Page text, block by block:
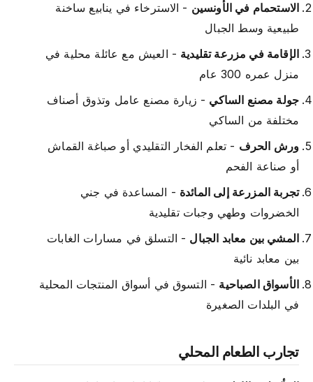
الاستحمام في الأونسين - الاسترخاء في ينابيع ساخنة
طبيعية وسط الجبال
الإقامة في مزرعة تقليدية - العيش مع عائلة محلية في
منزل عمره 300 عام
جولة مصنع الساكي - زيارة مصنع عامل وتذوق أصناف
مختلفة من الساكي
ورش الحرف - تعلم الفخار التقليدي أو صباغة القماش
أو صناعة الفحم
تجربة المزرعة إلى المائدة - المساعدة في جني
الخضروات وطهي وجبات تقليدية
المشي بين معابد الجبال - التسلق في مسارات الغابات
بين معابد نائية
الأسواق الصباحية - التسوق في أسواق المنتجات المحلية
في البلدات الصغيرة
تجارب الطعام المحلي